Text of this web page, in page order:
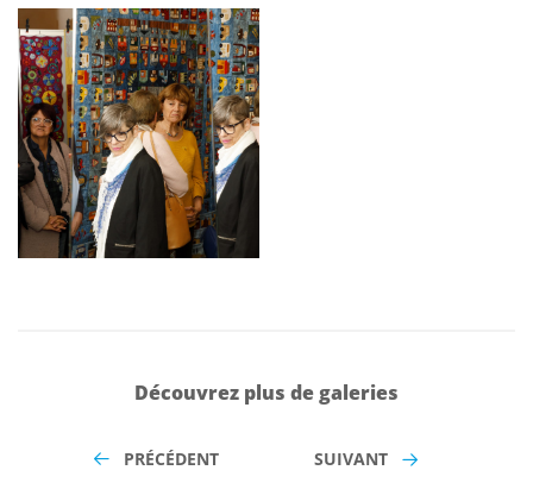
Découvrez plus de galeries
PRÉCÉDENT SUIVANT